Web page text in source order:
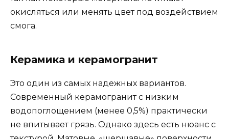
окисляться или менять цвет под воздействием
смога.
Керамика и керамогранит
Это один из самых надежных вариантов.
Современный керамогранит с низким
водопоглощением (менее 0,5%) практически
не впитывает грязь. Однако здесь есть нюанс с